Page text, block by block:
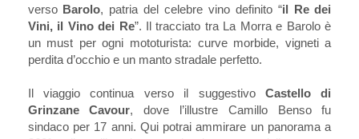
versoBarolo, patria del celebre vino definito “il Re dei
Vini, il Vino dei Re”. Il tracciato tra La Morra e Barolo è
un must per ogni mototurista: curve morbide, vigneti a
perdita d’occhio e un manto stradale perfetto.
Il viaggio continua verso il suggestivo Castello di
Grinzane Cavour, dove l’illustre Camillo Benso fu
sindaco per 17 anni. Qui potrai ammirare un panorama a